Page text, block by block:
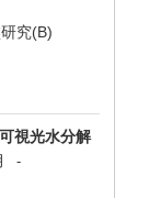
究(B)
視光水分解
-